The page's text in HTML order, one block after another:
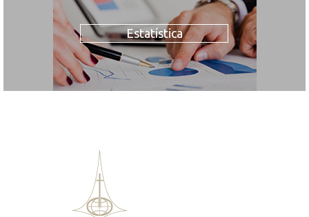
Estatística